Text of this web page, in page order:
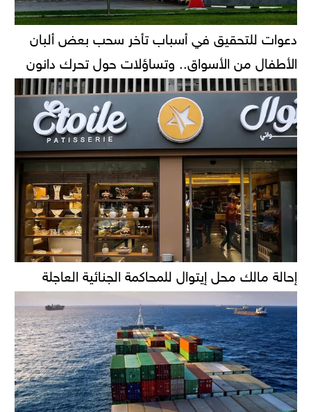
دعوات للتحقيق في أسباب تأخر سحب بعض ألبان
الأطفال من الأسواق.. وتساؤلات حول تحرك دانون
إحالة مالك محل إيتوال للمحاكمة الجنائية العاجلة